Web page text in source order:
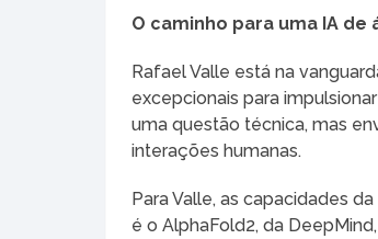
O caminho para uma IA de
Rafael Valle está na
excepcionais para
uma questão técnica, mas
interações humanas.
Para Valle, as capacidades
é o AlphaFold2, da